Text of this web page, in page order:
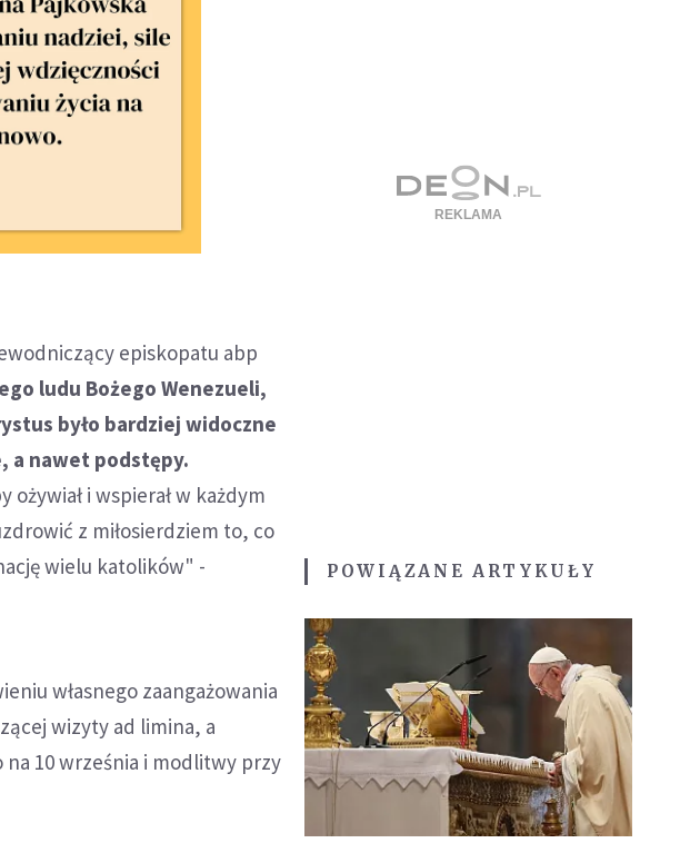
episkopatu abp
ludu Bożego Wenezueli,
było bardziej widoczne
a nawet podstępy.
ożywiał i wspierał w każdym
z miłosierdziem to, co
wielu katolików" -
własnego zaangażowania
wizyty ad limina, a
na 10 września i modlitwy przy
POWIĄZANE ARTYKUŁY